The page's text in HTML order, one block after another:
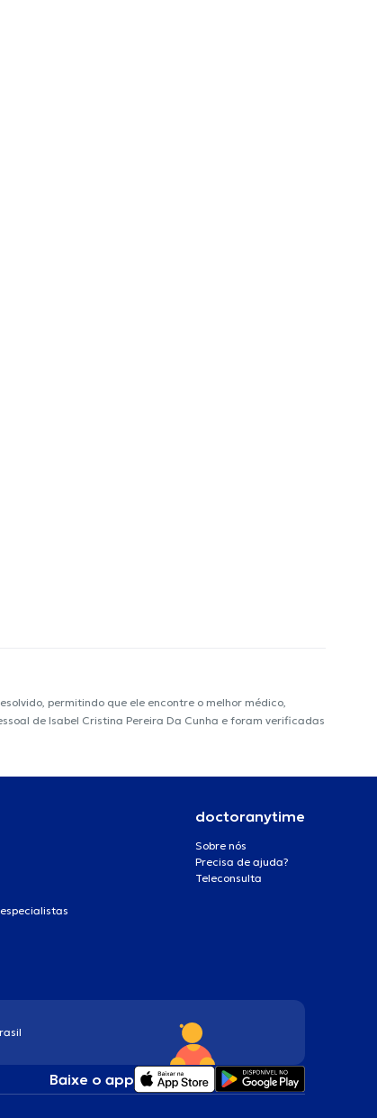
permitindo que ele encontre o melhor médico,
de Isabel Cristina Pereira Da Cunha e foram verificadas
doctoranytime
Sobre nós
Precisa de ajuda?
Teleconsulta
Baixe o app